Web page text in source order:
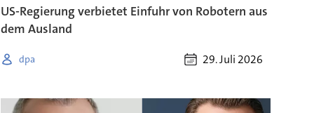
US-Regierung verbietet Einfuhr von Robotern aus
dem Ausland
dpa 29. Juli 2026